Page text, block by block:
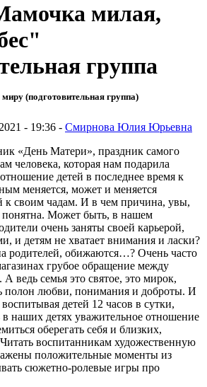
милая,
группа
(подготовительная группа)
- 19:36 - Смирнова Юлия Юрьевна
«День Матери», праздник самого
человека, которая нам подарила
детей в последнее время к
меняется, может и меняется
к своим чадам. И в чем причина, увы,
понятна. Может быть, в нашем
очень заняты своей карьерой,
и детям не хватает внимания и ласки?
родителей, обижаются…? Очень часто
грубое обращение между
ведь семья это святое, это мирок,
полон любви, понимания и доброты. И
детей 12 часов в сутки,
наших детях уважительное отношение
оберегать себя и близких,
воспитанникам художественную
положительные моменты из
сюжетно-ролевые игры про